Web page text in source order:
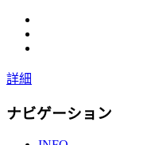
詳細
ナビゲーション